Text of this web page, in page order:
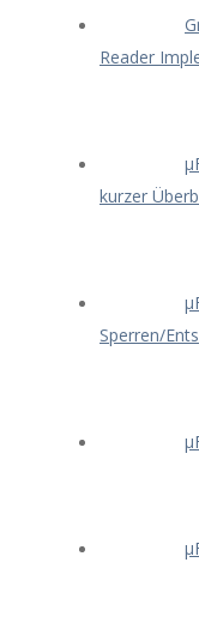
Reader
kurzer
Sperren/